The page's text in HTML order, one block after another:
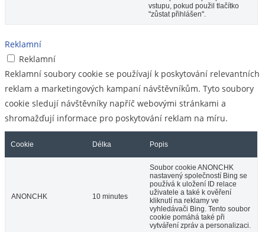
vstupu, pokud použil tlačítko
"zůstat přihlášen".
Reklamní
Reklamní
Reklamní soubory cookie se používají k poskytování relevantních
reklam a marketingových kampaní návštěvníkům. Tyto soubory
cookie sledují návštěvníky napříč webovými stránkami a
shromažďují informace pro poskytování reklam na míru.
Cookie Délka Popis
ANONCHK 10 minutes
Soubor cookie ANONCHK
nastavený společností Bing se
používá k uložení ID relace
uživatele a také k ověření
kliknutí na reklamy ve
vyhledávači Bing. Tento soubor
cookie pomáhá také při
vytváření zpráv a personalizaci.